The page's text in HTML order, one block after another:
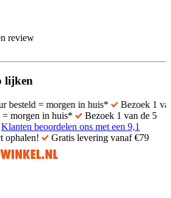
review
lijken
= morgen in huis*
Bezoek 1 van de 5
= morgen in huis*
Bezoek 1 van de 5
Klanten beoordelen ons met een 9,1
ophalen! Gratis levering vanaf €79